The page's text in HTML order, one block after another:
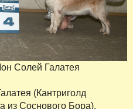
Солей Галатея
(Кантриголд
из Соснового Бора),